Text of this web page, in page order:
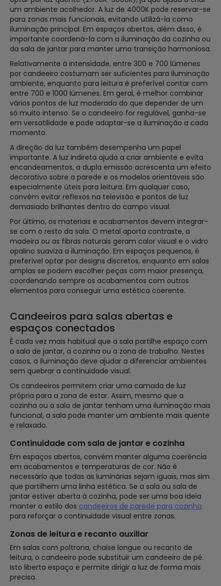
um ambiente acolhedor. A luz de 4000K pode reservar-se
para zonas mais funcionais, evitando utilizá-la como
iluminação principal. Em espaços abertos, além disso, é
importante coordená-la com a iluminação da cozinha ou
da sala de jantar para manter uma transição harmoniosa.
Relativamente à intensidade, entre 300 e 700 lúmenes
por candeeiro costumam ser suficientes para iluminação
ambiente, enquanto para leitura é preferível contar com
entre 700 e 1000 lúmenes. Em geral, é melhor combinar
vários pontos de luz moderada do que depender de um
só muito intenso. Se o candeeiro for regulável, ganha-se
em versatilidade e pode adaptar-se a iluminação a cada
momento.
A direção da luz também desempenha um papel
importante. A luz indireta ajuda a criar ambiente e evita
encandeamentos, a dupla emissão acrescenta um efeito
decorativo sobre a parede e os modelos orientáveis são
especialmente úteis para leitura. Em qualquer caso,
convém evitar reflexos na televisão e pontos de luz
demasiado brilhantes dentro do campo visual.
Por último, os materiais e acabamentos devem integrar-
se com o resto da sala. O metal aporta contraste, a
madeira ou as fibras naturais geram calor visual e o vidro
opalino suaviza a iluminação. Em espaços pequenos, é
preferível optar por designs discretos, enquanto em salas
amplas se podem escolher peças com maior presença,
coordenando sempre os acabamentos com outros
elementos para conseguir uma estética coerente.
Candeeiros para salas abertas e
espaços conectados
É cada vez mais habitual que a sala partilhe espaço com
a sala de jantar, a cozinha ou a zona de trabalho. Nestes
casos, a iluminação deve ajudar a diferenciar ambientes
sem quebrar a continuidade visual.
Os candeeiros permitem criar uma camada de luz
própria para a zona de estar. Assim, mesmo que a
cozinha ou a sala de jantar tenham uma iluminação mais
funcional, a sala pode manter um ambiente mais quente
e relaxado.
Continuidade com sala de jantar e cozinha
Em espaços abertos, convém manter alguma coerência
em acabamentos e temperaturas de cor. Não é
necessário que todas as luminárias sejam iguais, mas sim
que partilhem uma linha estética. Se a sala ou sala de
jantar estiver aberta à cozinha, pode ser uma boa ideia
manter o estilo dos candeeiros de parede para cozinha
para reforçar a continuidade visual entre zonas.
Zonas de leitura e recanto auxiliar
Em salas com poltrona, chaise longue ou recanto de
leitura, o candeeiro pode substituir um candeeiro de pé.
Isto liberta espaço e permite dirigir a luz de forma mais
precisa.